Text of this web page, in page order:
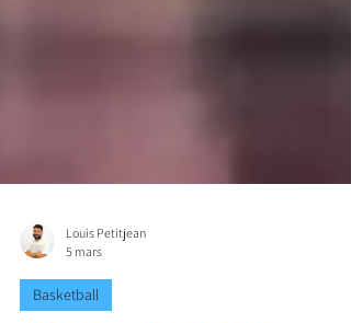
Louis Petitjean